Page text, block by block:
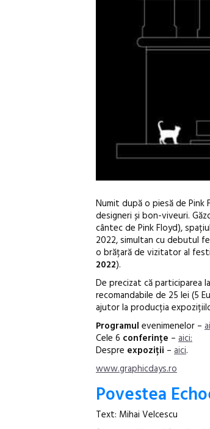
Numit după o piesă de Pink
designeri și bon-viveuri.
cântec de Pink Floyd),
2022, simultan cu debutul
o brățară de vizitator al
2022).
De precizat că participarea
recomandabile de 25 lei (5
ajutor la producția
Programul evenimenelor –
Cele 6 conferințe – aici:
Despre expoziții – aici.
www.graphicdays.ro
Povestea
Text: Mihai Velcescu